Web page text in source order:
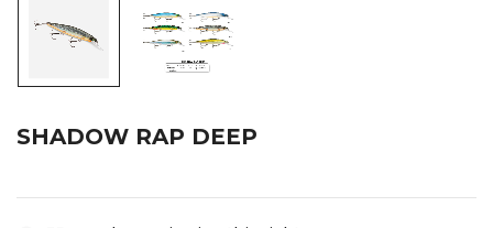
SHADOW RAP DEEP